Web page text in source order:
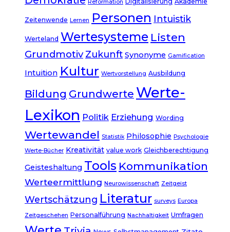
Reformation
Zeitenwende Lernen Personen Intuistik
Werteland Wertesysteme Listen
Grundmotiv Zukunft Synonyme Gamification
Intuition Kultur Wertvorstellung Ausbildung
Bildung Grundwerte Werte-
Lexikon Politik Erziehung Wording
Wertewandel Statistik Philosophie Psychologie
Werte-Bücher Kreativität value work Gleichberechtigung
Geisteshaltung Tools Kommunikation
Werteermittlung Neurowissenschaft Zeitgeist
Wertschätzung Literatur surveys Europa
Zeitgeschehen Personalführung Nachhaltigkeit Umfragen